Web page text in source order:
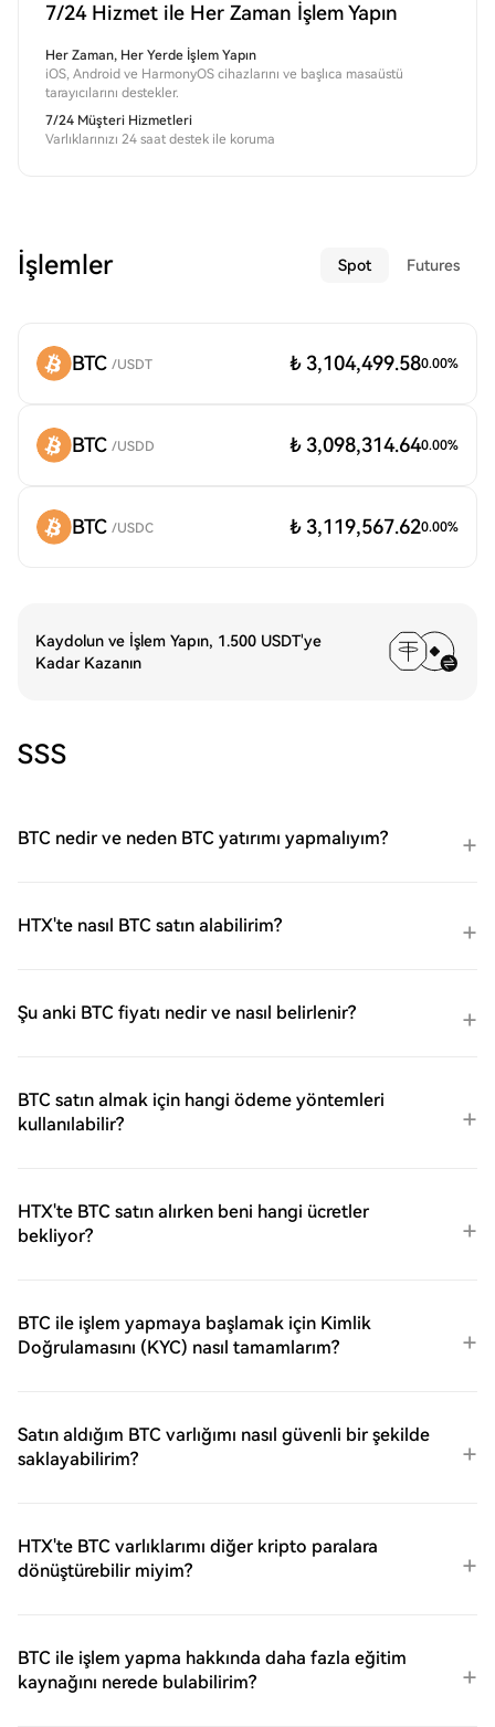
7/24 Hizmet ile Her Zaman İşlem Yapın
Her Zaman, Her Yerde İşlem Yapın
iOS, Android ve HarmonyOS cihazlarını ve başlıca masaüstü
tarayıcılarını destekler.
7/24 Müşteri Hizmetleri
Varlıklarınızı 24 saat destek ile koruma
İşlemler Spot Futures
BTC /USDT ₺ 3,104,499.580.00%
BTC /USDD ₺ 3,098,314.640.00%
BTC /USDC ₺ 3,119,567.620.00%
Kaydolun ve İşlem Yapın, 1.500 USDT'ye
Kadar Kazanın
SSS
BTC nedir ve neden BTC yatırımı yapmalıyım?
HTX'te nasıl BTC satın alabilirim?
Şu anki BTC fiyatı nedir ve nasıl belirlenir?
BTC satın almak için hangi ödeme yöntemleri
kullanılabilir?
HTX'te BTC satın alırken beni hangi ücretler
bekliyor?
BTC ile işlem yapmaya başlamak için Kimlik
Doğrulamasını (KYC) nasıl tamamlarım?
Satın aldığım BTC varlığımı nasıl güvenli bir şekilde
saklayabilirim?
HTX'te BTC varlıklarımı diğer kripto paralara
dönüştürebilir miyim?
BTC ile işlem yapma hakkında daha fazla eğitim
kaynağını nerede bulabilirim?